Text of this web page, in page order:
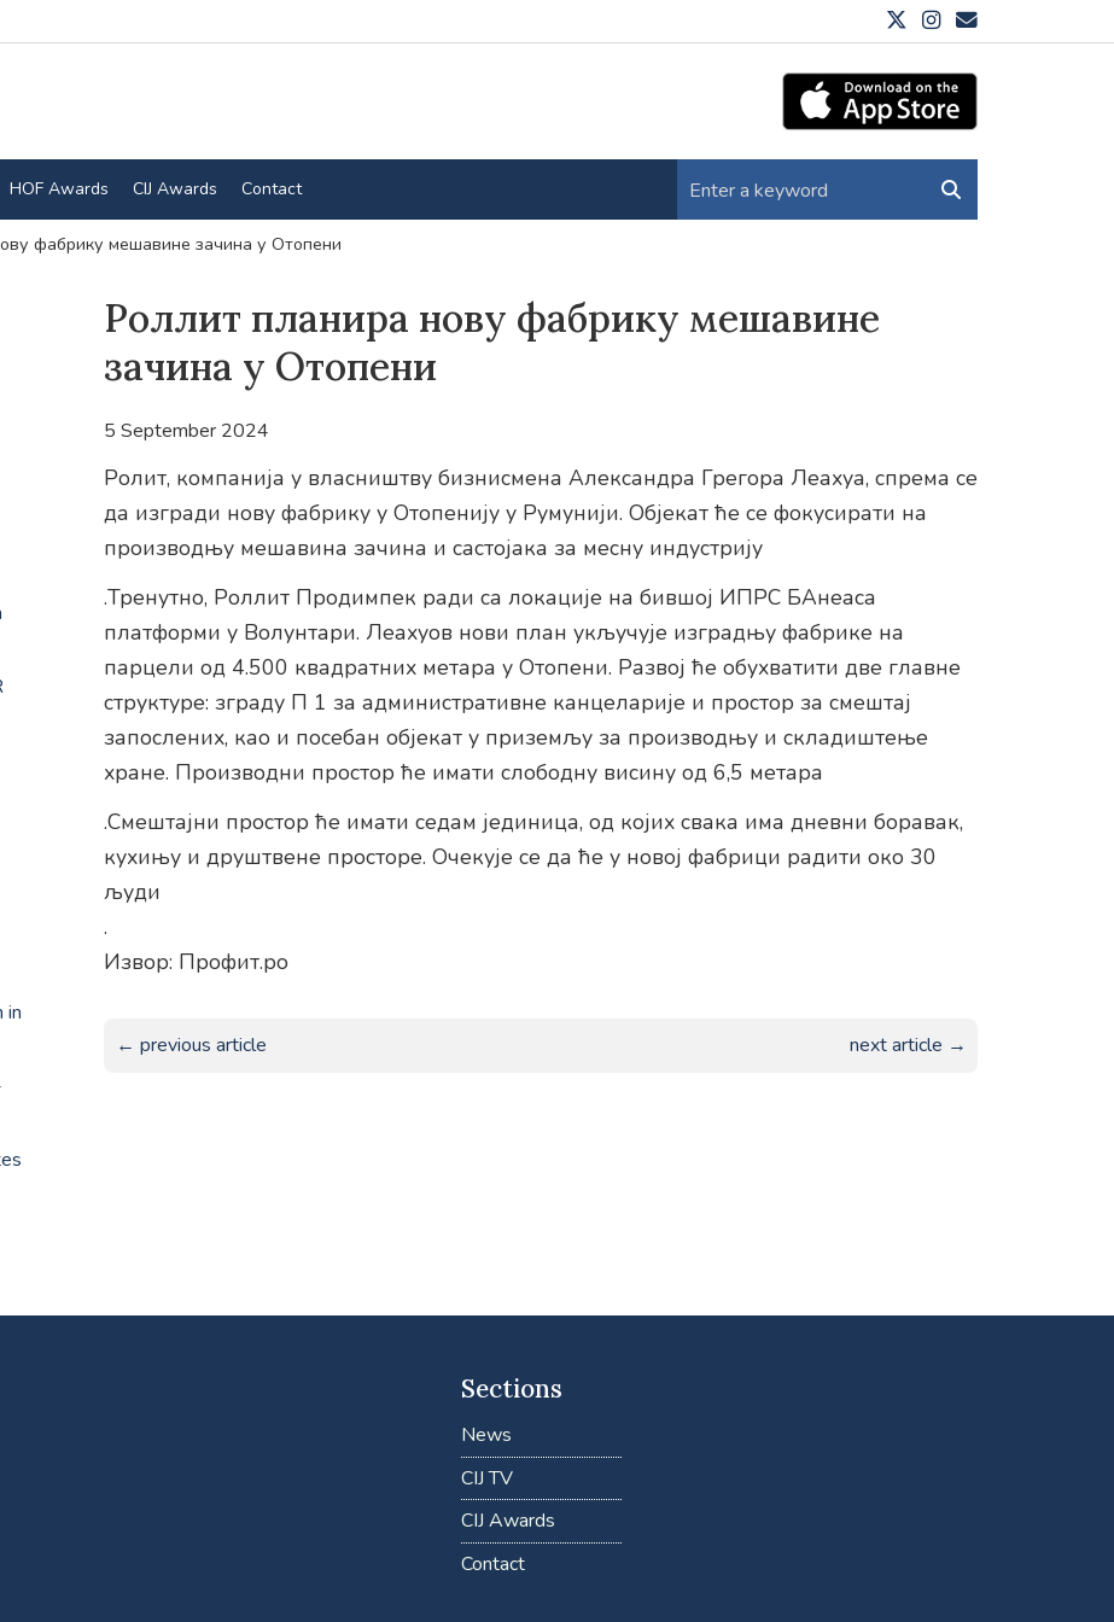
HOF Awards CIJ Awards Contact
фабрику мешавине зачина у Отопени
Роллит планира нову фабрику мешавине
зачина у Отопени
5 September 2024
Ролит, компанија у власништву бизнисмена Александра Грегора Леахуа, спрема се
да изгради нову фабрику у Отопенију у Румунији. Објекат ће се фокусирати на
производњу мешавина зачина и састојака за месну индустрију
.Тренутно, Роллит Продимпек ради са локације на бившој ИПРС БАнеаса
платформи у Волунтари. Леахуов нови план укључује изградњу фабрике на
парцели од 4.500 квадратних метара у Отопени. Развој ће обухватити две главне
структуре: зграду П 1 за административне канцеларије и простор за смештај
запослених, као и посебан објекат у приземљу за производњу и складиштење
хране. Производни простор ће имати слободну висину од 6,5 метара
.Смештајни простор ће имати седам јединица, од којих свака има дневни боравак,
кухињу и друштвене просторе. Очекује се да ће у новој фабрици радити око 30
људи
.
Извор: Профит.ро
← previous article next article →
in
Sections
News
CIJ TV
CIJ Awards
Contact